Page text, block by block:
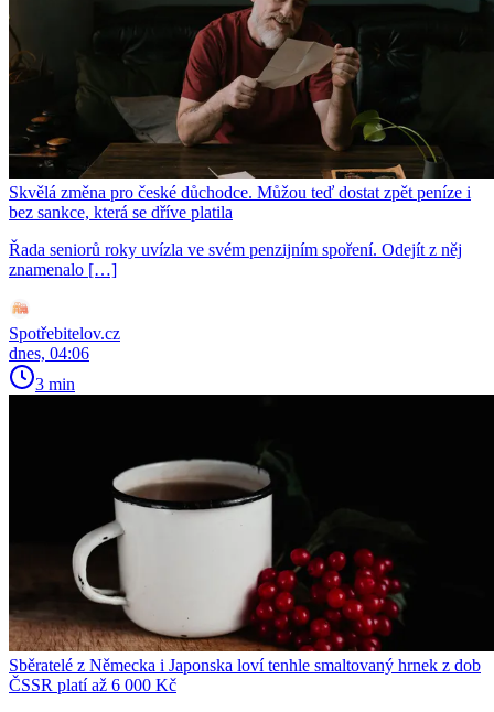
Skvělá změna pro české důchodce. Můžou teď dostat zpět peníze i
bez sankce, která se dříve platila
Řada seniorů roky uvízla ve svém penzijním spoření. Odejít z něj
znamenalo […]
Spotřebitelov.cz
dnes, 04:06
3 min
Sběratelé z Německa i Japonska loví tenhle smaltovaný hrnek z dob
ČSSR platí až 6 000 Kč